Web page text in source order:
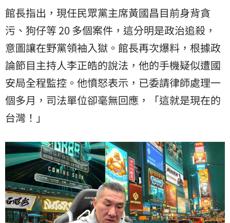
館長指出，現任民眾黨主席黃國昌目前身背貪
污、狗仔等 20 多個案件，這分明是政治追殺，
意圖讓在野黨領袖入獄。館長再次爆料，根據政
論節目主持人李正皓的說法，他的手機疑似遭國
安局全程監控。他憤怒表示，已委請律師處理一
個多月，司法單位卻毫無回應，「這就是現在的
台灣！」